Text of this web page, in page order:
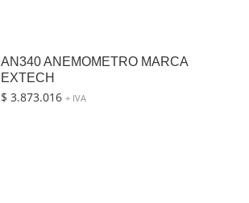
AN340 ANEMOMETRO MARCA
EXTECH
$ 3.873.016 + IVA